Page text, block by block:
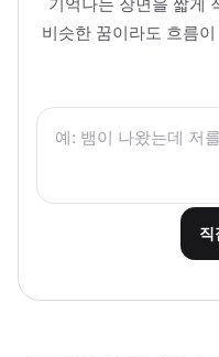
비슷한 꿈이라도 흐름
직